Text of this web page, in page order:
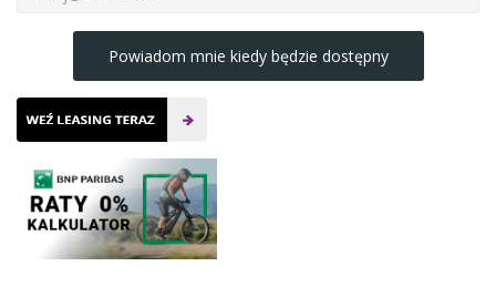
Powiadom mnie kiedy będzie dostępny